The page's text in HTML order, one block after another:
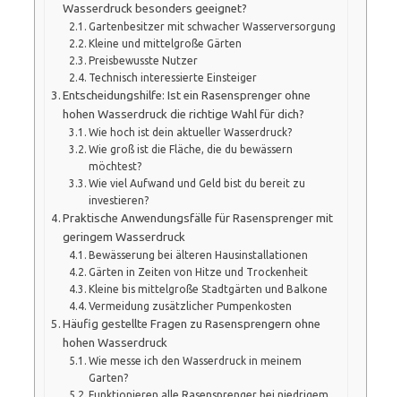
Wasserdruck besonders geeignet?
Gartenbesitzer mit schwacher Wasserversorgung
Kleine und mittelgroße Gärten
Preisbewusste Nutzer
Technisch interessierte Einsteiger
Entscheidungshilfe: Ist ein Rasensprenger ohne
hohen Wasserdruck die richtige Wahl für dich?
Wie hoch ist dein aktueller Wasserdruck?
Wie groß ist die Fläche, die du bewässern
möchtest?
Wie viel Aufwand und Geld bist du bereit zu
investieren?
Praktische Anwendungsfälle für Rasensprenger mit
geringem Wasserdruck
Bewässerung bei älteren Hausinstallationen
Gärten in Zeiten von Hitze und Trockenheit
Kleine bis mittelgroße Stadtgärten und Balkone
Vermeidung zusätzlicher Pumpenkosten
Häufig gestellte Fragen zu Rasensprengern ohne
hohen Wasserdruck
Wie messe ich den Wasserdruck in meinem
Garten?
Funktionieren alle Rasensprenger bei niedrigem